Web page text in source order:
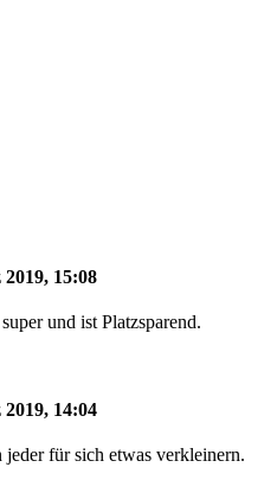
15:08
und ist Platzsparend.
14:04
für sich etwas verkleinern.